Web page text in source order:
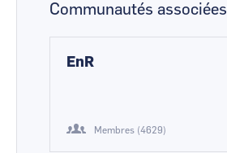
Communautés associées
EnR
Membres (4629)